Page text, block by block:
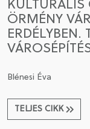
ÖRMÉNY
Blénesi Éva
TELJES CIKK